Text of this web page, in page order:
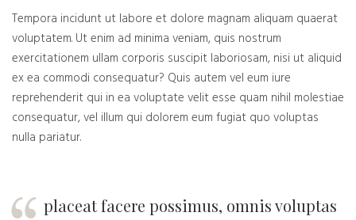
Tempora incidunt ut labore et dolore magnam aliquam quaerat
voluptatem. Ut enim ad minima veniam, quis nostrum
exercitationem ullam corporis suscipit laboriosam, nisi ut aliquid
ex ea commodi consequatur? Quis autem vel eum iure
reprehenderit qui in ea voluptate velit esse quam nihil molestiae
consequatur, vel illum qui dolorem eum fugiat quo voluptas
nulla pariatur.
placeat facere possimus, omnis voluptas